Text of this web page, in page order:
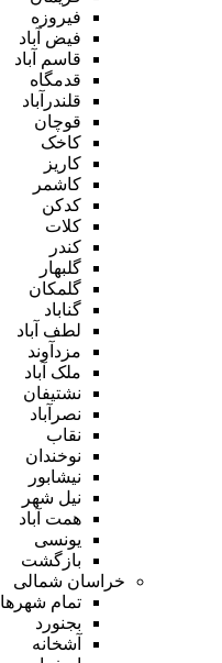
فیروزه
فیض آباد
قاسم آباد
قدمگاه
قلندرآباد
قوچان
کاخک
کاریز
کاشمر
کدکن
کلات
کندر
گلبهار
گلمکان
گناباد
لطف آباد
مزدآوند
ملک آباد
نشتیفان
نصرآباد
نقاب
نوخندان
نیشابور
نیل شهر
همت آباد
یونسی
بازگشت
خراسان شمالی
تمام شهر‌ها
بجنورد
آشخانه